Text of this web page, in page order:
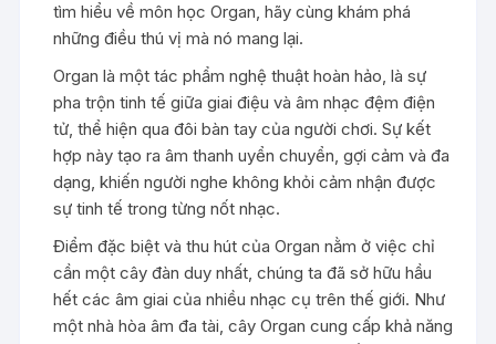
tìm hiểu về môn học Organ, hãy cùng khám phá
những điều thú vị mà nó mang lại.
Organ là một tác phẩm nghệ thuật hoàn hảo, là sự
pha trộn tinh tế giữa giai điệu và âm nhạc đệm điện
tử, thể hiện qua đôi bàn tay của người chơi. Sự kết
hợp này tạo ra âm thanh uyển chuyển, gợi cảm và đa
dạng, khiến người nghe không khỏi cảm nhận được
sự tinh tế trong từng nốt nhạc.
Điểm đặc biệt và thu hút của Organ nằm ở việc chỉ
cần một cây đàn duy nhất, chúng ta đã sở hữu hầu
hết các âm giai của nhiều nhạc cụ trên thế giới. Như
một nhà hòa âm đa tài, cây Organ cung cấp khả năng